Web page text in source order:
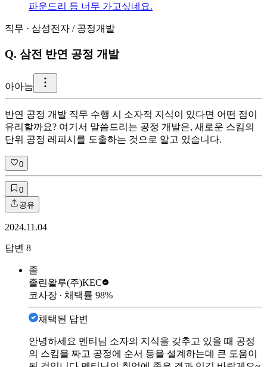
파운드리 등 너무 가고싶네요.
직무 · 삼성전자 / 공정개발
Q. 삼전 반연 공정 개발
아아늠
반연 공정 개발 직무 수행 시 소자적 지식이 있다면 어떤 점이
유리할까요? 여기서 말씀드리는 공정 개발은, 새로운 스킴의
단위 공정 레피시를 도출하는 것으로 알고 있습니다.
0
0
공유
2024.11.04
답변 8
졸
졸린왈루(주)KEC
코사장 ∙ 채택률 98%
채택된 답변
안녕하세요 멘티님 소자의 지식을 갖추고 있을 때 공정
의 스킴을 짜고 공정에 순서 등을 설계하는데 큰 도움이